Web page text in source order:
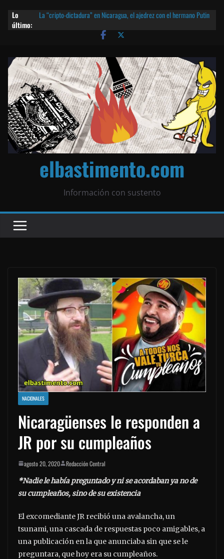
Lo
último:
La “cripto-dictadura” en Nicaragua, el ajedrez con el hermano Putin
Agarrá tu POLLO FRITO, vamos a la dictadura ETERNA | ¡O lo que
¡El partido único! Nicaragua, la Corea del Norte con queso frito y el
Batman de Matagalpa
Las mentiras del Cardenal Leopoldo Brenes con el Papa
¿Piratas de El Carmen en la India? El barco fantasma de Nicaragua |
¡O lo que queda!
elbastimento.com
Información con sustento
NACIONALES
Nicaragüenses le responden a
JR por su cumpleaños
agosto 20, 2020 Redacción Central
*Nadie le había preguntado y ni se acordaban ya no de
su cumpleaños, sino de su existencia
El excomediante JR recibió una avalancha, un
tsunami, una cascada de respuestas poco amigables, a
una publicación en la que anunciaba sin que se le
preguntara, que hoy era su cumpleaños.